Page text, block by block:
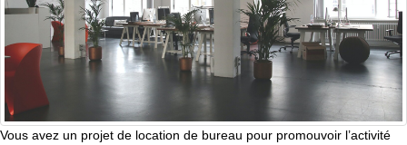
Vous avez un projet de location de bureau pour promouvoir l’activité